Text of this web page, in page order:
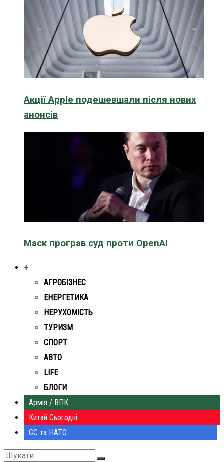
Акції Apple подешевшали після нових
анонсів
Маск програв суд проти OpenAI
+
АГРОБІЗНЕС
ЕНЕРГЕТИКА
НЕРУХОМІСТЬ
ТУРИЗМ
СПОРТ
АВТО
LIFE
БЛОГИ
Армія / ВПК
Китай Сьогодні
ЄС та НАТО